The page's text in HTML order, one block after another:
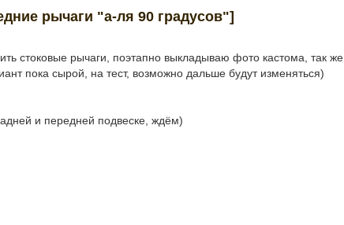
рычаги "а-ля 90 градусов"]
стоковые рычаги, поэтапно выкладываю фото кастома, так же
пока сырой, на тест, возможно дальше будут изменяться)
и передней подвеске, ждём)